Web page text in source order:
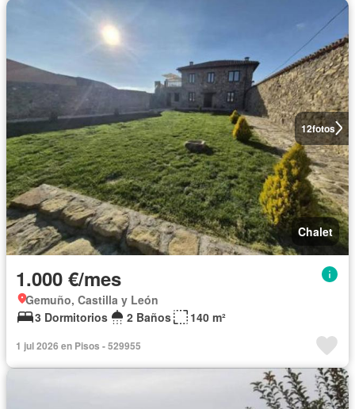
12fotos
Chalet
1.000 €/mes
Gemuño, Castilla y León
3 Dormitorios
2 Baños 140 m²
1 jul 2026 en Pisos - 529955